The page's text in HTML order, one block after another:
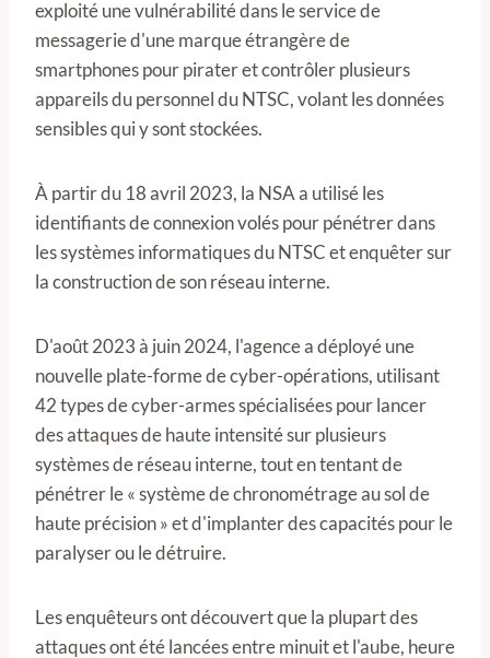
exploité une vulnérabilité dans le service de
messagerie d'une marque étrangère de
smartphones pour pirater et contrôler plusieurs
appareils du personnel du NTSC, volant les données
sensibles qui y sont stockées.
À partir du 18 avril 2023, la NSA a utilisé les
identifiants de connexion volés pour pénétrer dans
les systèmes informatiques du NTSC et enquêter sur
la construction de son réseau interne.
D'août 2023 à juin 2024, l'agence a déployé une
nouvelle plate-forme de cyber-opérations, utilisant
42 types de cyber-armes spécialisées pour lancer
des attaques de haute intensité sur plusieurs
systèmes de réseau interne, tout en tentant de
pénétrer le « système de chronométrage au sol de
haute précision » et d'implanter des capacités pour le
paralyser ou le détruire.
Les enquêteurs ont découvert que la plupart des
attaques ont été lancées entre minuit et l'aube, heure